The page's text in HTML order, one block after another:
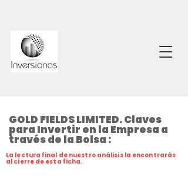
GOLD FIELDS LIMITED. Claves
para Invertir en la Empresa a
través de la Bolsa :
La lectura final de nuestro análisis la encontrarás
al cierre de esta ficha.